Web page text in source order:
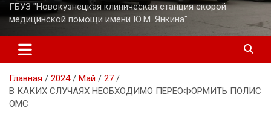
ГБУЗ "Новокузнецкая клиническая станция скорой
медицинской помощи имени Ю.М. Янкина"
Главная 2024 Май
27
В КАКИХ СЛУЧАЯХ НЕОБХОДИМО ПЕРЕОФОРМИТЬ ПОЛИС
ОМС